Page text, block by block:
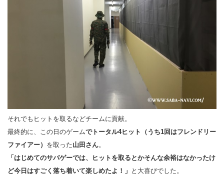
それでもヒットを取るなどチームに貢献。
最終的に、この日のゲームでトータル4ヒット（うち1回はフレンドリー
ファイアー） を取った山田さん。
「はじめてのサバゲーでは、ヒットを取るとかそんな余裕はなかったけ
ど今日はすごく落ち着いて楽しめたよ！」 と大喜びでした。